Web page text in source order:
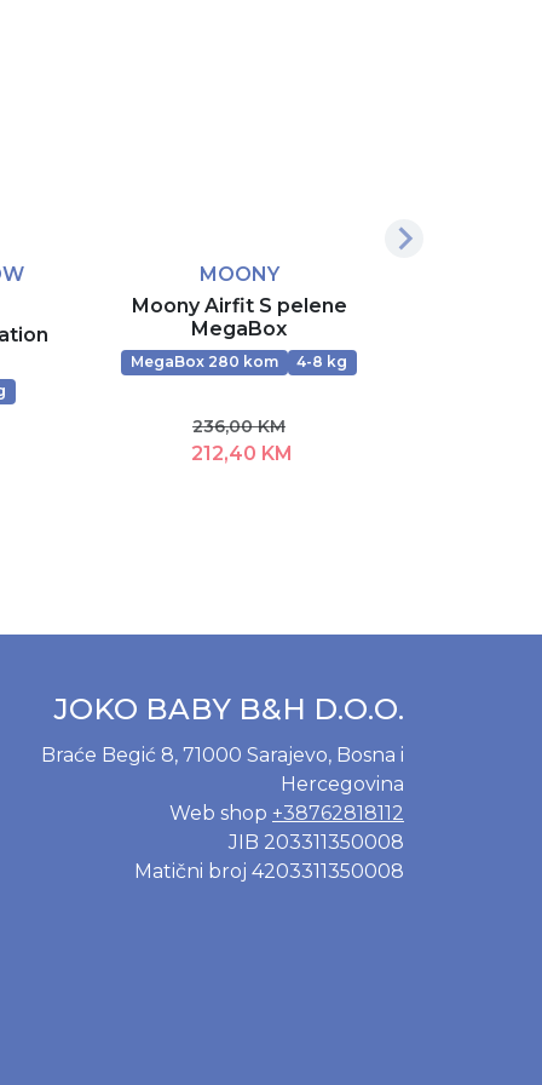
MOONY
Moony Airfit S pelene
MegaBox
MegaBox 280 kom 4-8 kg
236,00 KM
212,40 KM
JOKO BABY B&H D.O.O.
Braće Begić 8, 71000 Sarajevo, Bosna i
Hercegovina
Web shop +38762818112
JIB 203311350008
Matični broj 4203311350008